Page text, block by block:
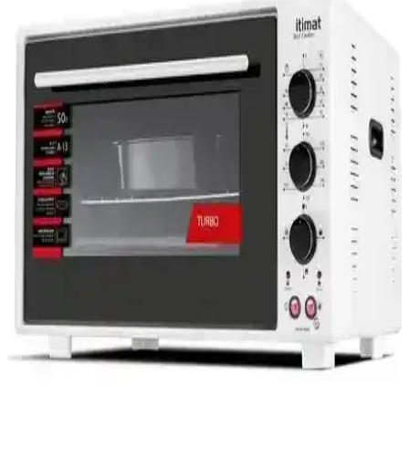
İki popüler elektrikli fırın olan CVS Dn 3984 Hamurcum Express
ve Innova Mini Fırın'ı detaylı karşılaştırıyoruz, özellikleri, kullanıcı
yorumları ve kullanım avantajlarıyla en uygun seçimi yapmanıza
Tifer Hamarat Plus Standart Boy Fırın: Evde Türk
Mutfağının Lezzetlerini Pişirmenin Pratik Yolu
Tifer Hamarat Plus, enerji tasarruflu, portatif ve yüksek ısı
performansına sahip, çeşitli yemekleri hızlı ve sağlıklı pişiren ev tipi
fırındır.
Innova Midi ve Kumtel 70 Litre Jet Mini Fırın
Karşılaştırması ve Özellikleri
İki popüler fırın modeli olan Innova Midi 45 Litre ve Kumtel 70
Litre Jet Mini'nin özellikleri, kullanıcı yorumları ve karşılaştırmasıyla
Akel AF380L ve Kumtel LX-3525 Fırınları Arasında
Detaylı Karşılaştırma